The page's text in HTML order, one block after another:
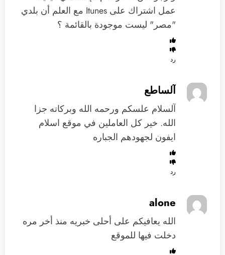
عمل اشتراك على Itunes مع العلم أن بلدي
"مصر" ليست موجودة بالقائمة ؟
رد
آلساطع
آلسلام علسكم ورحمه الله وبركاته جزا
الله. خير كل العاملين في موقع اسلام
ايفون لجهودهم الجباره
رد
alone
الله يعافيكم على أحلى خبريه منذ أخر مره
دخلت فيها للموقع